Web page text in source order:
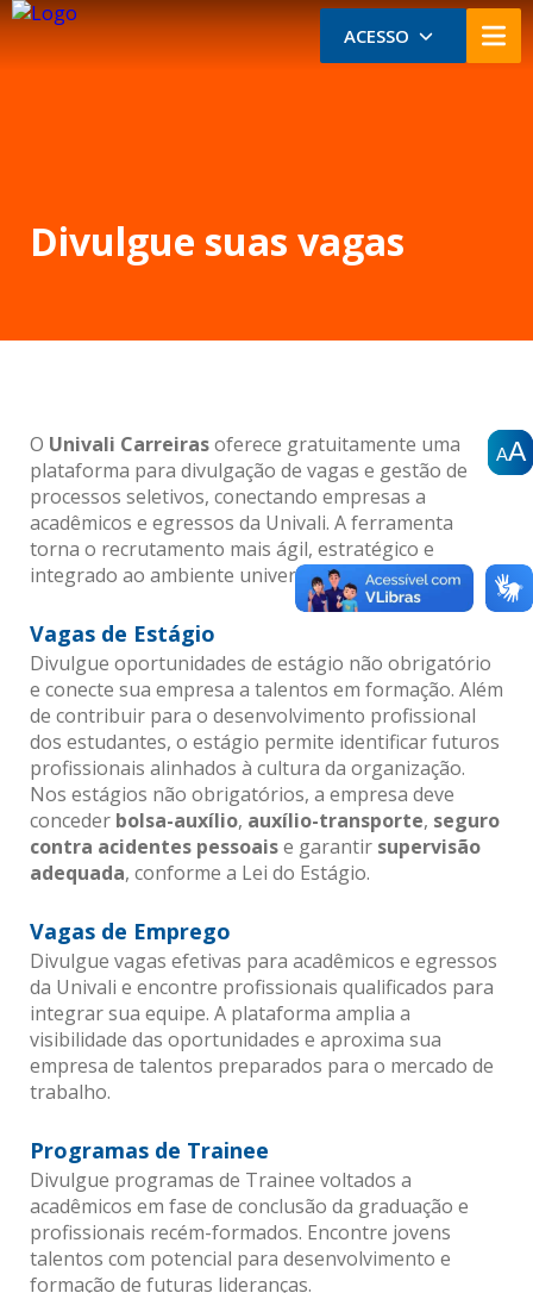
AA
AA
AA
ACESSO
Divulgue suas vagas
O Univali Carreirasoferece gratuitamente uma
plataforma para divulgação de vagas e gestão de
processos seletivos, conectando empresas a
acadêmicos e egressos da Univali. A ferramenta
torna o recrutamento mais ágil, estratégico e
integrado ao ambiente universitário.
Vagas de Estágio
Divulgue oportunidades de estágio não obrigatório
e conecte sua empresa a talentos em formação. Além
de contribuir para o desenvolvimento profissional
dos estudantes, o estágio permite identificar futuros
profissionais alinhados à cultura da organização.
Nos estágios não obrigatórios, a empresa deve
conceder bolsa-auxílio, auxílio-transporte, seguro
contra acidentes pessoaise garantir supervisão
adequada, conforme a Lei do Estágio.
Vagas de Emprego
Divulgue vagas efetivas para acadêmicos e egressos
da Univali e encontre profissionais qualificados para
integrar sua equipe. A plataforma amplia a
visibilidade das oportunidades e aproxima sua
empresa de talentos preparados para o mercado de
trabalho.
Programas de Trainee
Divulgue programas de Trainee voltados a
acadêmicos em fase de conclusão da graduação e
profissionais recém-formados. Encontre jovens
talentos com potencial para desenvolvimento e
formação de futuras lideranças.